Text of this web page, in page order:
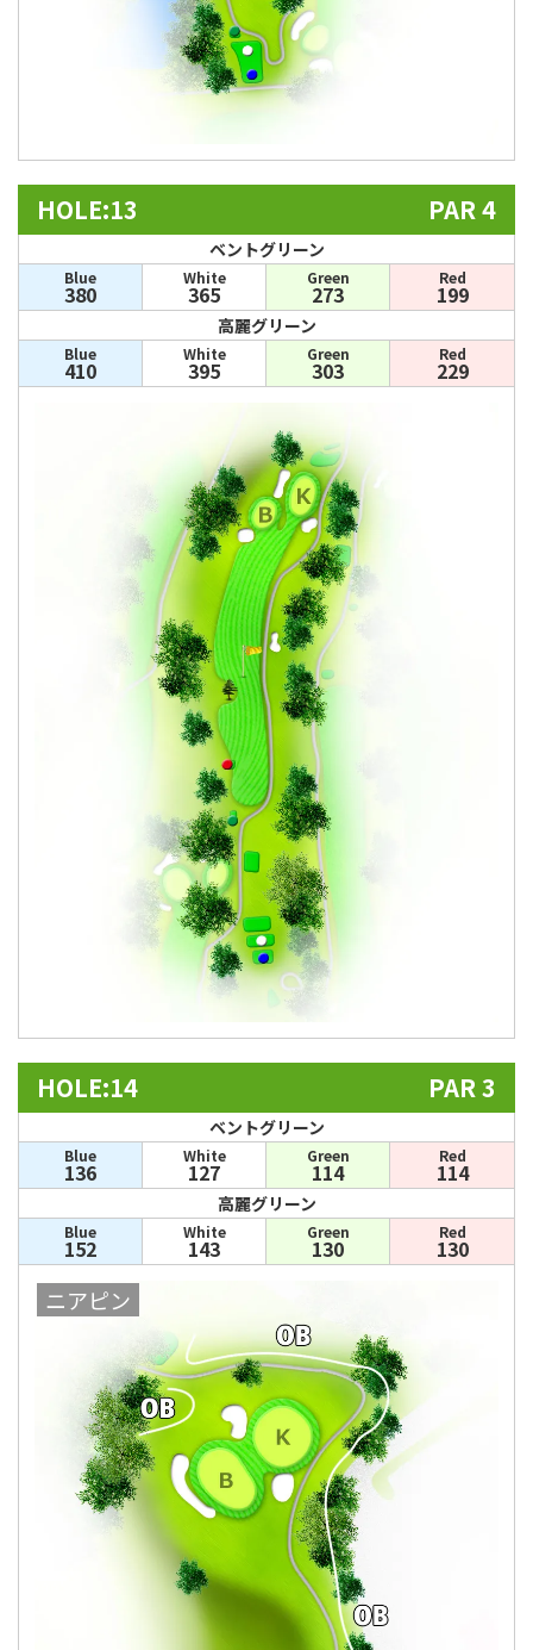
HOLE:13 PAR 4
ベントグリーン
Blue
380
White
365
Green
273
Red
199
高麗グリーン
Blue
410
White
395
Green
303
Red
229
HOLE:14 PAR 3
ベントグリーン
Blue
136
White
127
Green
114
Red
114
高麗グリーン
Blue
152
White
143
Green
130
Red
130
ニアピン